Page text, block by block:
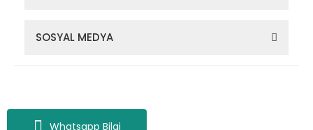
Whatsapp Bilgi
SOSYAL MEDYA